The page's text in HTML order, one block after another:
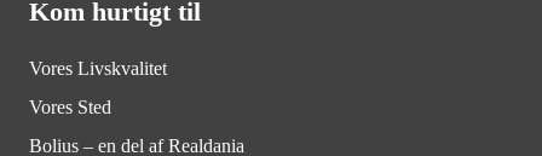
Kom hurtigt til
Vores Livskvalitet
Vores Sted
Bolius – en del af Realdania